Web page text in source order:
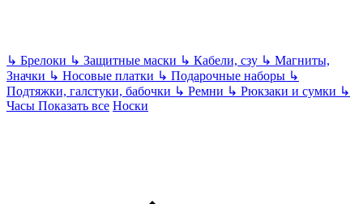
↳ Брелоки ↳ Защитные маски ↳ Кабели, сзу ↳ Магниты,
Значки ↳ Носовые платки ↳ Подарочные наборы ↳
Подтяжки, галстуки, бабочки ↳ Ремни ↳ Рюкзаки и сумки ↳
Часы Показать все Носки